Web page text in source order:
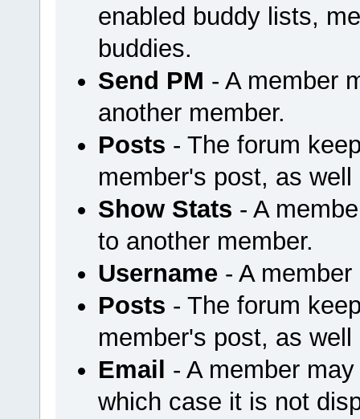
enabled buddy lists,
buddies.
Send PM - A member
another member.
Posts - The forum
member's post, as
Show Stats - A
to another member.
Username- A member
Posts - The forum
member's post, as
Email - A member
which case it is not